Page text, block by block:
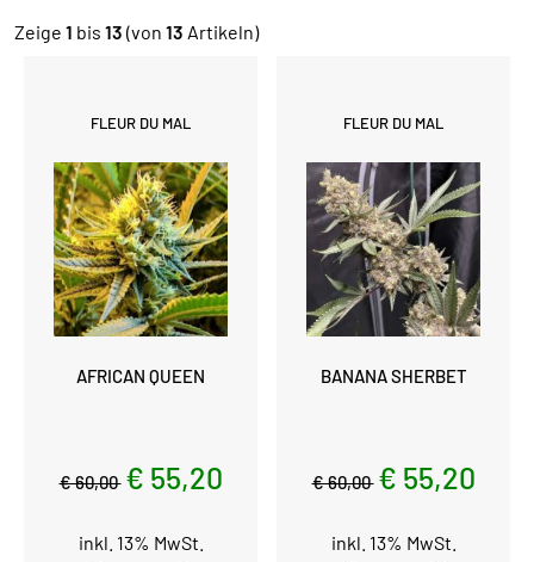
Zeige 1 bis 13 (von 13 Artikeln)
FLEUR DU MAL
AFRICAN QUEEN
€ 60,00 € 55,20
inkl. 13% MwSt.
FLEUR DU MAL
BANANA SHERBET
€ 60,00 € 55,20
inkl. 13% MwSt.